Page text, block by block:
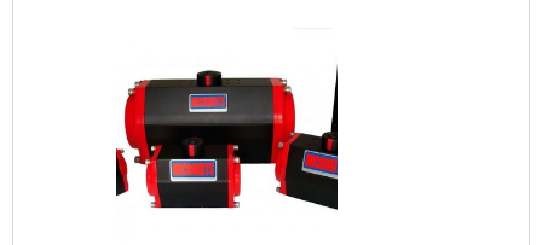
sua versatilidade, em todos os segmentos
em que desenvolve sua função, o
equipamento realiza o processo co.